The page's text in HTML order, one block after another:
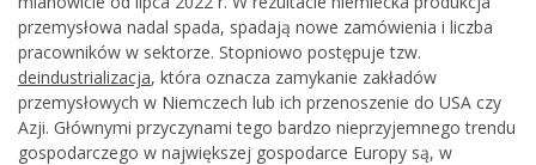
przemysłowa nadal spada, spadają nowe zamówienia i liczba
pracowników w sektorze. Stopniowo postępuje tzw.
deindustrializacja, która oznacza zamykanie zakładów
przemysłowych w Niemczech lub ich przenoszenie do USA czy
Azji. Głównymi przyczynami tego bardzo nieprzyjemnego trendu
gospodarczego w największej gospodarce Europy są, w